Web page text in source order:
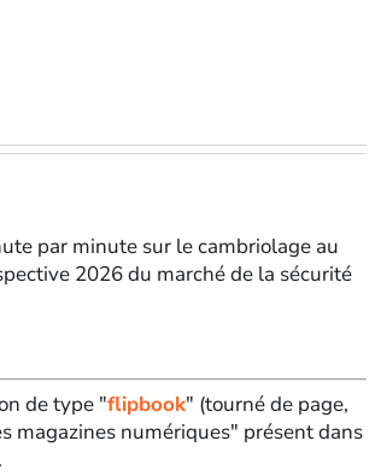
par minute sur le cambriolage au
2026 du marché de la sécurité
de type "flipbook" (tourné de page,
magazines numériques" présent dans
.